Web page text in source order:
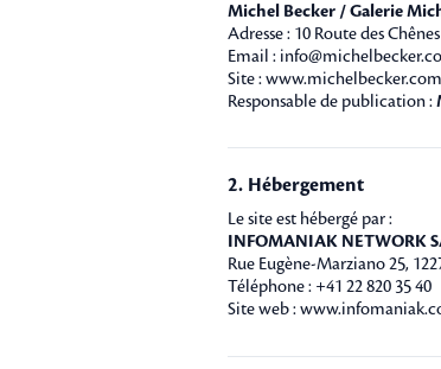
Michel Becker / Galerie
Adresse : 10 Route des
Email :
Site :www.michelbecker.com
Responsable de publication :
2. Hébergement
Le site est hébergé par :
INFOMANIAK NETWORK
Rue Eugène-Marziano 25,
Téléphone : +41 22 820 35 40
Site web :